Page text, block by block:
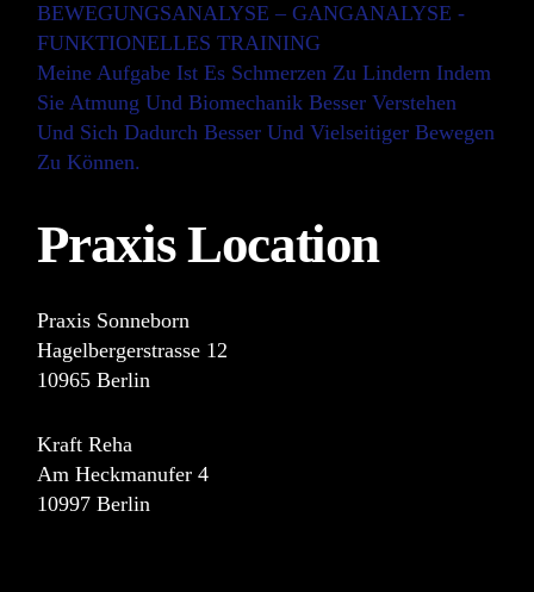
BEWEGUNGSANALYSE – GANGANALYSE -
FUNKTIONELLES TRAINING
Meine Aufgabe Ist Es Schmerzen Zu Lindern Indem
Sie Atmung Und Biomechanik Besser Verstehen
Und Sich Dadurch Besser Und Vielseitiger Bewegen
Zu Können.
Praxis Location
Praxis Sonneborn
Hagelbergerstrasse 12
10965 Berlin
Kraft Reha
Am Heckmanufer 4
10997 Berlin